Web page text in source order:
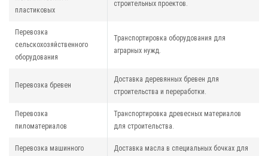
пластиковых
строительных проектов.
Перевозка
сельскохозяйственного
оборудования
Транспортировка оборудования для
аграрных нужд.
Перевозка бревен
Доставка деревянных бревен для
строительства и переработки.
Перевозка
пиломатериалов
Транспортировка древесных материалов
для строительства.
Перевозка машинного
Доставка масла в специальных бочках для